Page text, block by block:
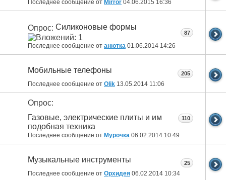
Последнее сообщение от Mirror 04.06.2015 16:36
Опрос: Силиконовые формы
Последнее сообщение от анютка 01.06.2014 14:26
87
Мобильные телефоны
Последнее сообщение от Olik 13.05.2014 11:06
205
Опрос:
Газовые, электрические плиты и им
подобная техника
Последнее сообщение от Мурочка 06.02.2014 10:49
110
Музыкальные инструменты
Последнее сообщение от Орхидея 06.02.2014 10:34
25